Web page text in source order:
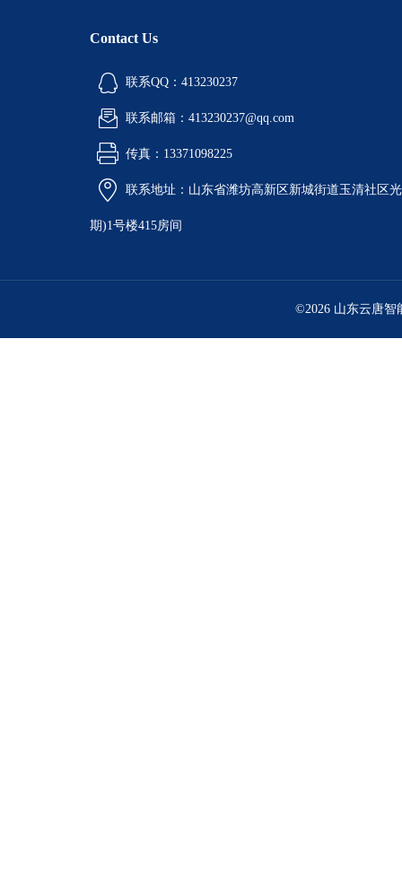
Contact Us
联系QQ：413230237
联系邮箱：413230237@qq.com
传真：13371098225
联系地址：山东省潍坊高新区新城街道玉清社区
期)1号楼415房间
©2026 山东云唐